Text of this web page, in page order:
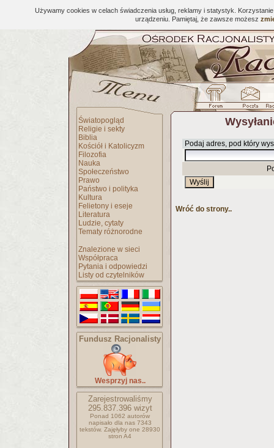
Używamy cookies w celach świadczenia usług, reklamy i statystyk.
urządzeniu. Pamiętaj, że zawsze możesz
Światopogląd
Religie i sekty
Biblia
Kościół i Katolicyzm
Filozofia
Nauka
Społeczeństwo
Prawo
Państwo i polityka
Kultura
Felietony i eseje
Literatura
Ludzie, cytaty
Tematy różnorodne
Znalezione w sieci
Współpraca
Pytania i odpowiedzi
Listy od czytelników
Fundusz Racjonalisty
Wesprzyj nas..
Zarejestrowaliśmy
295.837.396wizyt
Ponad 1062 autorów
napisało dla nas 7343
tekstów. Zajęłyby one 28930
stron A4
Podaj adres, pod który
Wróć do strony..